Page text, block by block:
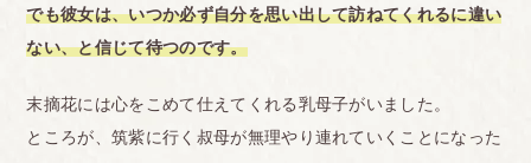
でも彼女は、いつか必ず自分を思い出して訪ねてくれるに違い
ない、と信じて待つのです。
末摘花には心をこめて仕えてくれる乳母子がいました。
ところが、筑紫に行く叔母が無理やり連れていくことになった